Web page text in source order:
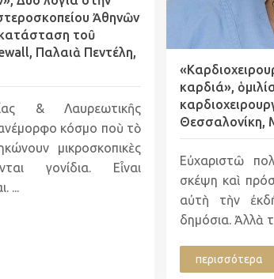
Ἀθηνῶν
τοῦ
Παλαιὰ Πεντέλη,
& Λαυρεωτικῆς
κόσμο ποὺ τὸ
μικροσκοπικὲς
γονίδια. Εἶναι
...
καρδιά»,
Θεσσαλονίκη,
Εὐχαριστῶ
σκέψη καὶ
αὐτὴ τὴν
δημόσια. Ἀλλὰ
περισσότερα